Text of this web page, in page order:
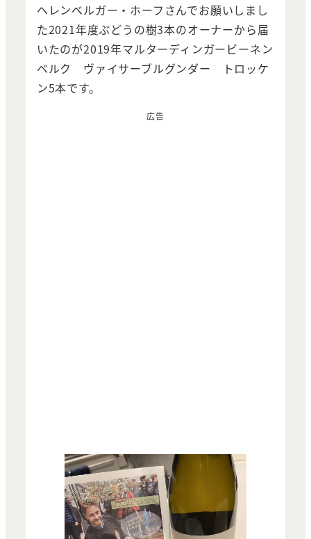
ヘレンベルガー・ホーフさんでお願いしまし
た2021年度ぶどうの樹3本のオーナーから届
いたのが2019年マルターディンガービーネン
ベルク ヴァイサーブルグンダー トロッケ
ン5本です。
広告